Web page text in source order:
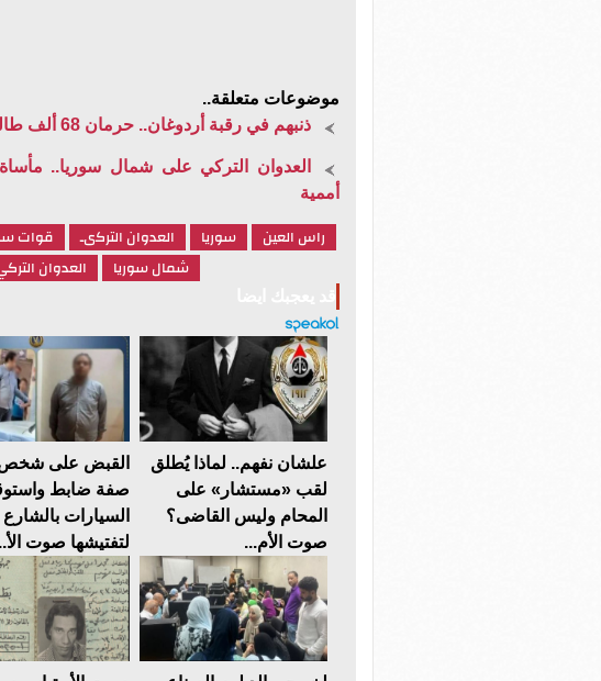
موضوعات متعلقة..
ذنبهم في رقبة أردوغان.. حرمان 68 ألف طالب من التعليم بسبب العدوان التركي
أممية
راس العين سوريا العدوان التركىـ قوات
شمال سوريا
العدوان
علشان نفهم.. لماذا يُطلق
لقب «مستشار» على
المحام وليس القاضى؟
صوت الأم...
القبض على شخص
صفة ضابط
السيارات بالشارع
لتفتيشها صوت